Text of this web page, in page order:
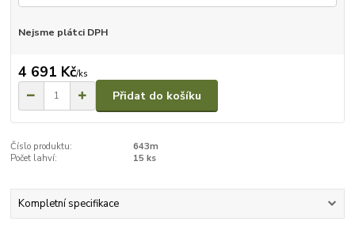
Nejsme plátci DPH
4 691 Kč/ks
Přidat do košíku
Číslo produktu:
643m
Počet lahví:
15 ks
Kompletní specifikace